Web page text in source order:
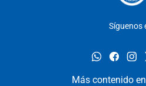
Síguenos
whatsapp
Más contenido en